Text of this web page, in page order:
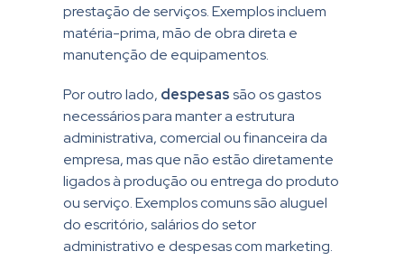
prestação de serviços. Exemplos incluem
matéria-prima, mão de obra direta e
manutenção de equipamentos.
Por outro lado, despesassão os gastos
necessários para manter a estrutura
administrativa, comercial ou financeira da
empresa, mas que não estão diretamente
ligados à produção ou entrega do produto
ou serviço. Exemplos comuns são aluguel
do escritório, salários do setor
administrativo e despesas com marketing.